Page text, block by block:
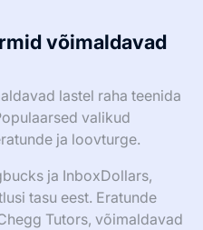
võimaldavad
lastel raha teenida
valikud
ja loovturge.
ja InboxDollars,
tasu eest. Eratunde
Tutors, võimaldavad